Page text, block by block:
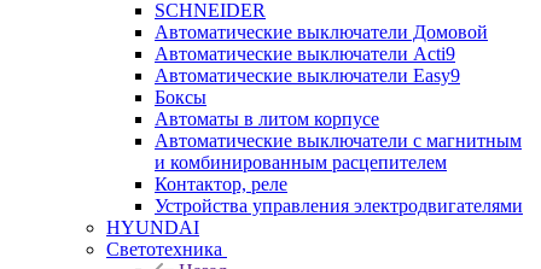
SCHNEIDER
Автоматические выключатели Домовой
Автоматические выключатели Acti9
Автоматические выключатели Easy9
Боксы
Автоматы в литом корпусе
Автоматические выключатели с магнитным
и комбинированным расцепителем
Контактор, реле
Устройства управления электродвигателями
HYUNDAI
Светотехника